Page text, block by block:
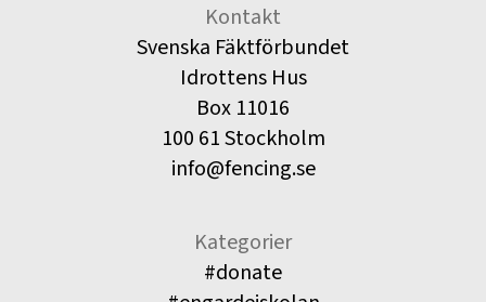
Kontakt
Svenska Fäktförbundet
Idrottens Hus
Box 11016
100 61 Stockholm
info@fencing.se
Kategorier
#donate